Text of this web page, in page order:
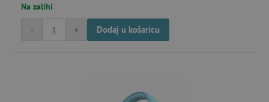
Na zalihi
+
- Dodaj u košaricu